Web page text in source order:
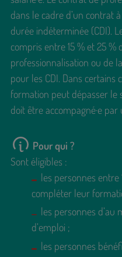
dans le cadre d’un contrat
durée indéterminée (CDI).
compris entre 15 % et 25
professionnalisation ou de
pour les CDI. Dans
formation peut dépasser le
doit être accompagné·e
Pour qui ?
Sont éligibles :
les personnes entre
compléter leur
les personnes d’au
d’emploi ;
les personnes